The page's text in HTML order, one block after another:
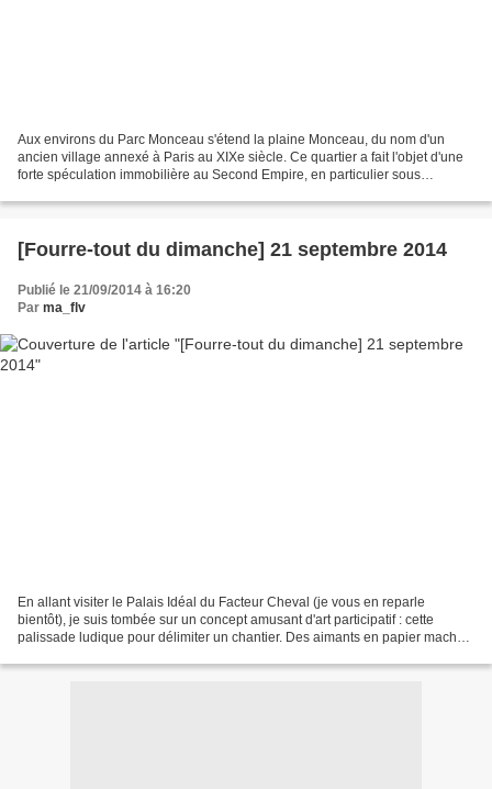
Aux environs du Parc Monceau s'étend la plaine Monceau, du nom d'un
ancien village annexé à Paris au XIXe siècle. Ce quartier a fait l'objet d'une
forte spéculation immobilière au Second Empire, en particulier sous
[Fourre-tout du dimanche] 21 septembre 2014
Publié le 21/09/2014 à 16:20
Par ma_flv
En allant visiter le Palais Idéal du Facteur Cheval (je vous en reparle
bientôt), je suis tombée sur un concept amusant d'art participatif : cette
palissade ludique pour délimiter un chantier. Des aimants en papier maché